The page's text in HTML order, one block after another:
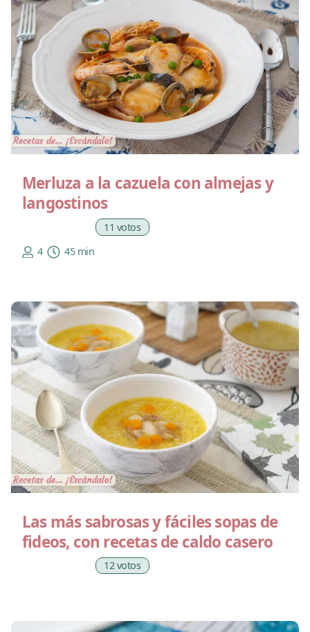
Merluza a la cazuela con almejas y
langostinos
11 votos
4
45 min
Las más sabrosas y fáciles sopas de
fideos, con recetas de caldo casero
12 votos